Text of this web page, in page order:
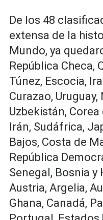
De los 48
extensa de la
Mundo, ya
República Checa,
Túnez, Escocia,
Curazao,
Uzbekistán, Corea
Irán, Sudáfrica,
Bajos, Costa de
República
Senegal, Bosnia y
Austria, Argelia,
Ghana, Canadá,